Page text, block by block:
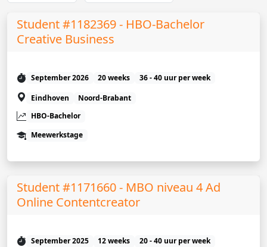
Student #1182369 - HBO-Bachelor
Creative Business
September 2026 20 weeks
36 - 40 uur per week
Eindhoven
Noord-Brabant
HBO-Bachelor
Meewerkstage
Student #1171660 - MBO niveau 4 Ad
Online Contentcreator
September 2025 12 weeks
20 - 40 uur per week